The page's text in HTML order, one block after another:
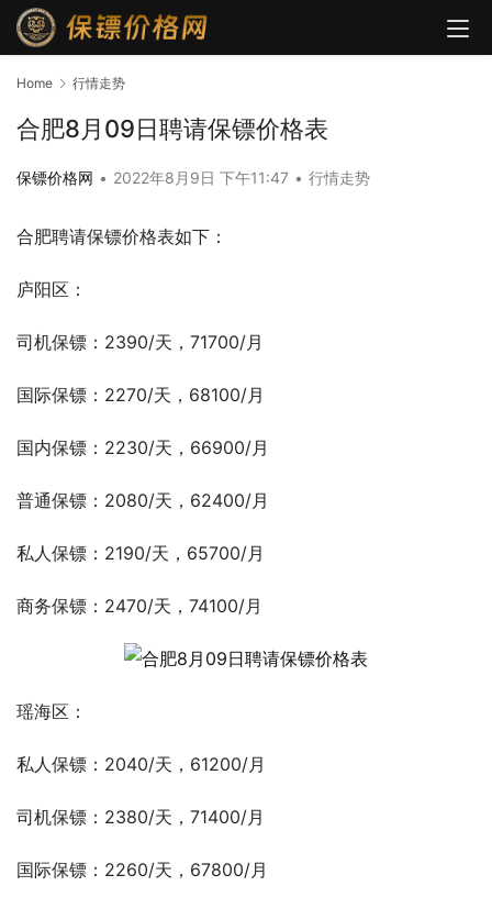
Home 行情走势
合肥8月09日聘请保镖价格表
保镖价格网 • 2022年8月9日 下午11:47 • 行情走势
合肥聘请保镖价格表如下：
庐阳区：
司机保镖：2390/天，71700/月
国际保镖：2270/天，68100/月
国内保镖：2230/天，66900/月
普通保镖：2080/天，62400/月
私人保镖：2190/天，65700/月
商务保镖：2470/天，74100/月
瑶海区：
私人保镖：2040/天，61200/月
司机保镖：2380/天，71400/月
国际保镖：2260/天，67800/月